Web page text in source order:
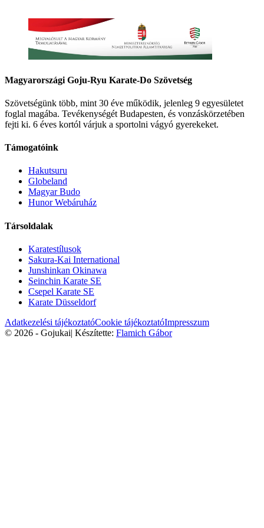
Magyarországi Goju-Ryu Karate-Do Szövetség
Szövetségünk több, mint 30 éve működik, jelenleg 9 egyesületet
foglal magába. Tevékenységét Budapesten, és vonzáskörzetében
fejti ki. 6 éves kortól várjuk a sportolni vágyó gyerekeket.
Támogatóink
Hakutsuru
Globeland
Magyar Budo
Hunor Webáruház
Társoldalak
Karatestílusok
Sakura-Kai International
Junshinkan Okinawa
Seinchin Karate SE
Csepel Karate SE
Karate Düsseldorf
Adatkezelési tájékoztatóCookie tájékoztatóImpresszum
© 2026 - Gojukai| Készítette: Flamich Gábor